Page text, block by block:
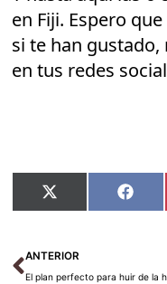
en Fiji. Espero
si te han
en tus redes
Compartir
en
X
(Twitter) en
Ant
ANTERIOR